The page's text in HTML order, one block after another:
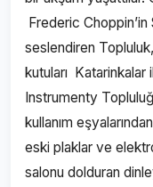
Frederic Choppin’in
seslendiren
kutuları Katarinkalar
Instrumenty
kullanım
eski plaklar ve
salonu dolduran